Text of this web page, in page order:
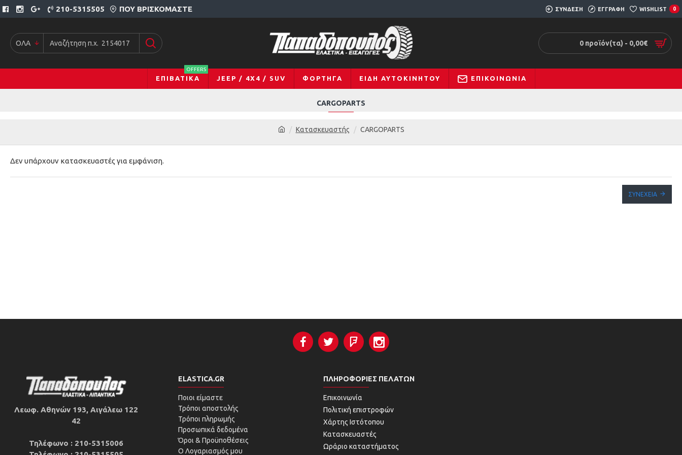
210-5315505 ΠΟΥ ΒΡΙΣΚΌΜΑΣΤΕ ΣΥΝΔΕΣΗ ΕΓΓΡΑΦΗ WISHLIST 0
ΟΛΑ 0 προϊόν(τα) - 0,00€
ΕΠΙΒΑΤΙΚΆ
OFFERS
JEEP / 4X4 / SUV ΦΟΡΤΗΓΆ ΕΊΔΗ ΑΥΤΟΚΙΝΉΤΟΥ ΕΠΙΚΟΙΝΩΝΊΑ
Κατασκευαστής CARGOPARTS
CARGOPARTS
Δεν υπάρχουν κατασκευαστές για εμφάνιση.
ΣΥΝΈΧΕΙΑ
Λεωφ. Αθηνών 193, Αιγάλεω 122
42
Τηλέφωνο : 210-5315006
ELASTICA.GR
Ποιοι είμαστε
Τρόποι αποστολής
Τρόποι πληρωμής
Προσωπικά δεδομένα
Όροι & Προϋποθέσεις
Ο Λογαριασμός μου
ΠΛΗΡΟΦΟΡΊΕΣ ΠΕΛΑΤΏΝ
Επικοινωνία
Πολιτική επιστροφών
Χάρτης Ιστότοπου
Κατασκευαστές
Ωράριο καταστήματος